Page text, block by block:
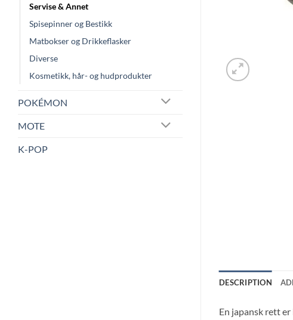
Servise & Annet
Spisepinner og Bestikk
Matbokser og Drikkeflasker
Diverse
Kosmetikk, hår- og hudprodukter
POKÉMON
MOTE
K-POP
DESCRIPTION
En japansk rett